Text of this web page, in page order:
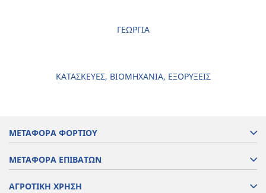
ΓΕΩΡΓΙΑ
ΚΑΤΑΣΚΕΥΕΣ, ΒΙΟΜΗΧΑΝΙΑ, ΕΞΟΡΥΞΕΙΣ
ΜΕΤΑΦΟΡΑ ΦΟΡΤΙΟΥ
ΜΕΤΑΦΟΡΑ ΕΠΙΒΑΤΩΝ
ΑΓΡΟΤΙΚΗ ΧΡΗΣΗ